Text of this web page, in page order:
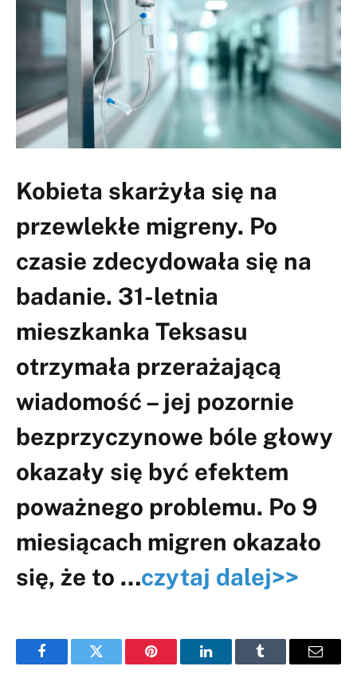
Kobieta skarżyła się na
przewlekłe migreny. Po
czasie zdecydowała się na
badanie. 31-letnia
mieszkanka Teksasu
otrzymała przerażającą
wiadomość – jej pozornie
bezprzyczynowe bóle głowy
okazały się być efektem
poważnego problemu. Po 9
miesiącach migren okazało
się, że to …czytaj dalej>>
FacebookTwitter Pinterest LinkedInTumblr Email